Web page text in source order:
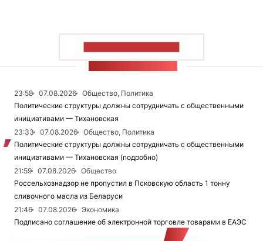
23:58 07.08.2026
Общество, Политика
Политические структуры должны сотрудничать с общественными
инициативами — Тихановская
23:33
07.08.2026
Общество, Политика
Политические структуры должны сотрудничать с общественными
инициативами — Тихановская (подробно)
21:59
07.08.2026
Общество
Россельхознадзор не пропустил в Псковскую область 1 тонну
сливочного масла из Беларуси
21:46
07.08.2026
Экономика
Подписано соглашение об электронной торговле товарами в ЕАЭС